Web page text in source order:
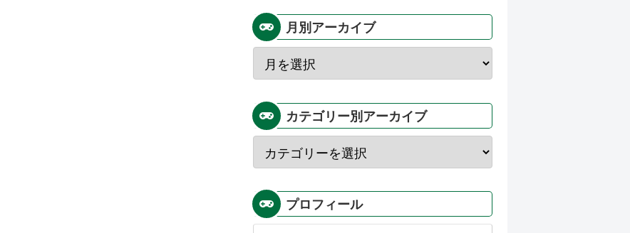
月別アーカイブ
カテゴリー別アーカイブ
プロフィール